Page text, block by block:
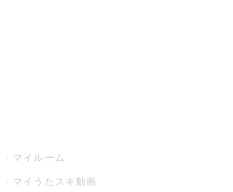
マイルーム
マイうたスキ動画